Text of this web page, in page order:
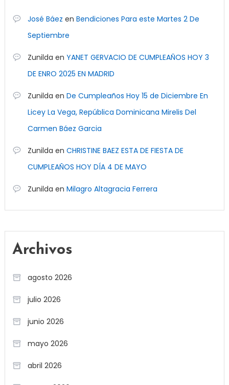
José Báez en Bendiciones Para este Martes 2 De
Septiembre
Zunilda en YANET GERVACIO DE CUMPLEAÑOS HOY 3
DE ENRO 2025 EN MADRID
Zunilda en De Cumpleaños Hoy 15 de Diciembre En
Licey La Vega, República Dominicana Mirelis Del
Carmen Báez Garcia
Zunilda en CHRISTINE BAEZ ESTA DE FIESTA DE
CUMPLEAÑOS HOY DÍA 4 DE MAYO
Zunilda en Milagro Altagracia Ferrera
Archivos
agosto 2026
julio 2026
junio 2026
mayo 2026
abril 2026